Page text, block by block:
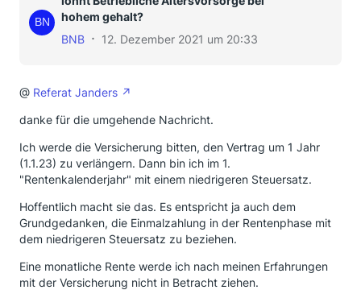
hohem gehalt?
BNB
12. Dezember 2021 um 20:33
@ Referat Janders
danke für die umgehende Nachricht.
Ich werde die Versicherung bitten, den Vertrag um 1 Jahr
(1.1.23) zu verlängern. Dann bin ich im 1.
"Rentenkalenderjahr" mit einem niedrigeren Steuersatz.
Hoffentlich macht sie das. Es entspricht ja auch dem
Grundgedanken, die Einmalzahlung in der Rentenphase mit
dem niedrigeren Steuersatz zu beziehen.
Eine monatliche Rente werde ich nach meinen Erfahrungen
mit der Versicherung nicht in Betracht ziehen.